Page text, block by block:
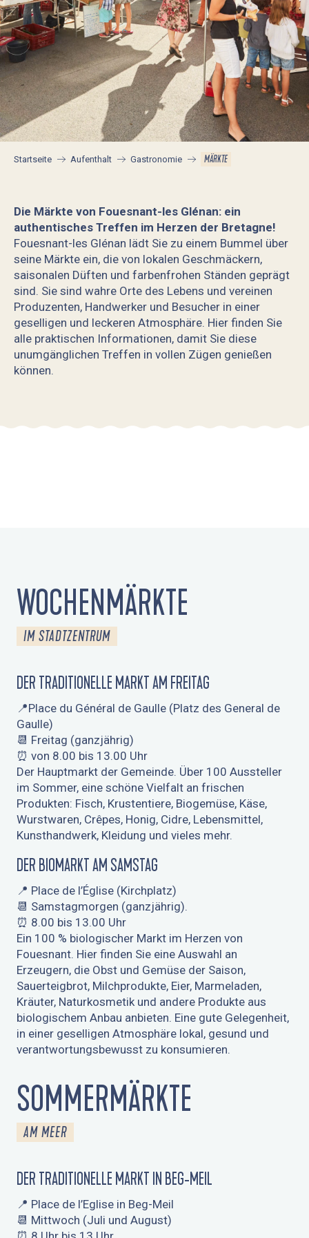
Startseite Aufenthalt Gastronomie MÄRKTE
Die Märkte von Fouesnant-les Glénan: ein
authentisches Treffen im Herzen der Bretagne!
Fouesnant-les Glénan lädt Sie zu einem Bummel über
seine Märkte ein, die von lokalen Geschmäckern,
saisonalen Düften und farbenfrohen Ständen geprägt
sind. Sie sind wahre Orte des Lebens und vereinen
Produzenten, Handwerker und Besucher in einer
geselligen und leckeren Atmosphäre. Hier finden Sie
alle praktischen Informationen, damit Sie diese
unumgänglichen Treffen in vollen Zügen genießen
können.
WOCHENMÄRKTE
IM STADTZENTRUM
DER TRADITIONELLE MARKT AM FREITAG
📍Place du Général de Gaulle (Platz des General de
Gaulle)
📆 Freitag (ganzjährig)
⏰ von 8.00 bis 13.00 Uhr
Der Hauptmarkt der Gemeinde. Über 100 Aussteller
im Sommer, eine schöne Vielfalt an frischen
Produkten: Fisch, Krustentiere, Biogemüse, Käse,
Wurstwaren, Crêpes, Honig, Cidre, Lebensmittel,
Kunsthandwerk, Kleidung und vieles mehr.
DER BIOMARKT AM SAMSTAG
📍 Place de l’Église (Kirchplatz)
📆 Samstagmorgen (ganzjährig).
⏰ 8.00 bis 13.00 Uhr
Ein 100 % biologischer Markt im Herzen von
Fouesnant. Hier finden Sie eine Auswahl an
Erzeugern, die Obst und Gemüse der Saison,
Sauerteigbrot, Milchprodukte, Eier, Marmeladen,
Kräuter, Naturkosmetik und andere Produkte aus
biologischem Anbau anbieten. Eine gute Gelegenheit,
in einer geselligen Atmosphäre lokal, gesund und
verantwortungsbewusst zu konsumieren.
SOMMERMÄRKTE
AM MEER
DER TRADITIONELLE MARKT IN BEG-MEIL
📍 Place de l’Eglise in Beg-Meil
📆 Mittwoch (Juli und August)